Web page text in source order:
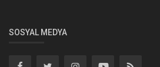
SOSYAL MEDYA